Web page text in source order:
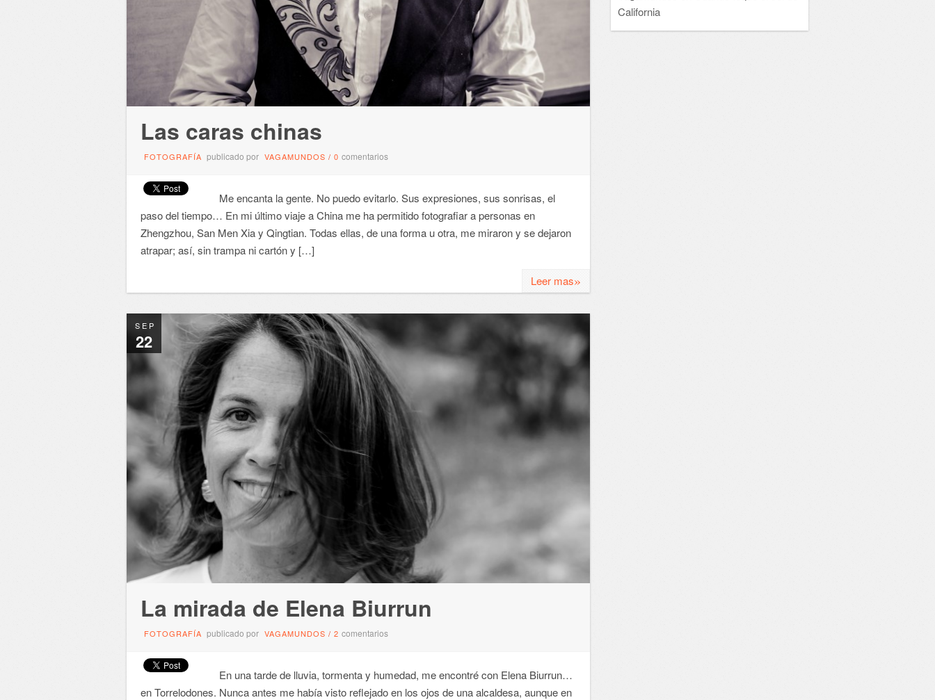
Las caras chinas
FOTOGRAFÍA publicado por VAGAMUNDOS / 0 comentarios
Me encanta la gente. No puedo evitarlo. Sus expresiones, sus sonrisas, el
paso del tiempo… En mi último viaje a China me ha permitido fotografiar a personas en
Zhengzhou, San Men Xia y Qingtian. Todas ellas, de una forma u otra, me miraron y se dejaron
atrapar; así, sin trampa ni cartón y […]
Leer mas»
SEP
22
La mirada de Elena Biurrun
FOTOGRAFÍA publicado por VAGAMUNDOS / 2 comentarios
En una tarde de lluvia, tormenta y humedad, me encontré con Elena Biurrun…
en Torrelodones. Nunca antes me había visto reflejado en los ojos de una alcaldesa, aunque en
California